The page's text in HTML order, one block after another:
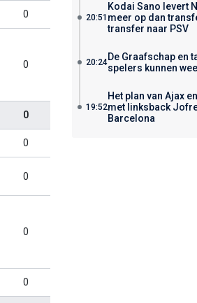
0
0
0
0
0
0
0
20:51
Kodai Sano levert
meer op dan
transfer naar PSV
20:24De Graafschap en
spelers kunnen
19:52
Het plan van Ajax
met linksback
Barcelona